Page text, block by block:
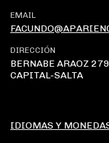
EMAIL
DIRECCIÓN
BERNABE ARAOZ
CAPITAL-SALTA
IDIOMAS Y